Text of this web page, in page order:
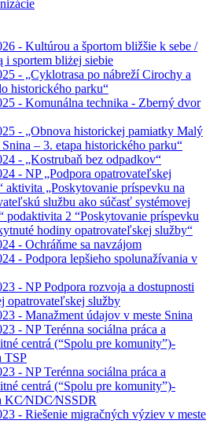
- Kultúrou a športom bližšie k sebe /
i sportem bliżej siebie
- „Cyklotrasa po nábreží Cirochy a
historického parku“
- Komunálna technika - Zberný dvor
- „Obnova historickej pamiatky Malý
– 3. etapa historického parku“
- „Kostrubaň bez odpadkov“
- NP „Podpora opatrovateľskej
aktivita „Poskytovanie príspevku na
službu ako súčasť systémovej
podaktivita 2 “Poskytovanie príspevku
hodiny opatrovateľskej služby“
- Ochráňme sa navzájom
- Podpora lepšieho spolunažívania v
- NP Podpora rozvoja a dostupnosti
opatrovateľskej služby
- Manažment údajov v meste Snina
- NP Terénna sociálna práca a
centrá (“Spolu pre komunity”)-
TSP
- NP Terénna sociálna práca a
centrá (“Spolu pre komunity”)-
KC⁄NDC⁄NSSDR
- Riešenie migračných výziev v meste